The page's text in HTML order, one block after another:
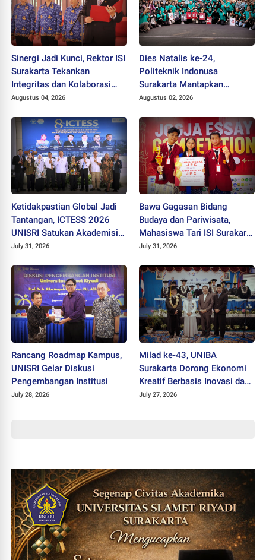
Sinergi Jadi Kunci, Rektor ISI
Surakarta Tekankan
Integritas dan Kolaborasi
pada Pejabat Baru
Augustus 04, 2026
Dies Natalis ke-24,
Politeknik Indonusa
Surakarta Mantapkan
Langkah Bertransformasi
Augustus 02, 2026
Ketidakpastian Global Jadi
Tantangan, ICTESS 2026
UNISRI Satukan Akademisi 5
Negara Demi Solusi Lintas
July 31, 2026
Bawa Gagasan Bidang
Budaya dan Pariwisata,
Mahasiswa Tari ISI Surakarta
Raih Medali Emas JEC 2026
July 31, 2026
Rancang Roadmap Kampus,
UNISRI Gelar Diskusi
Pengembangan Institusi
July 28, 2026
Milad ke-43, UNIBA
Surakarta Dorong Ekonomi
Kreatif Berbasis Inovasi dan
Nilai Pancasila untuk Hadapi
July 27, 2026